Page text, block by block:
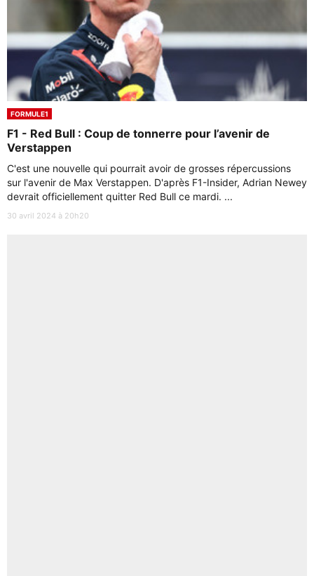
FORMULE1
F1 - Red Bull : Coup de tonnerre pour l’avenir de
Verstappen
C'est une nouvelle qui pourrait avoir de grosses répercussions
sur l'avenir de Max Verstappen. D'après F1-Insider, Adrian Newey
devrait officiellement quitter Red Bull ce mardi. ...
30 avril 2024 à 20h20